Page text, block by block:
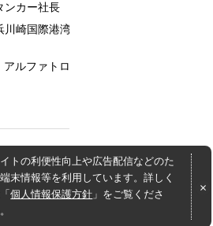
ンカー社長
川崎国際港湾
アルファトロ
トの利便性向上や広告配信などのた
末情報等を利用しています。詳しく
個人情報保護方針 」をご覧くださ